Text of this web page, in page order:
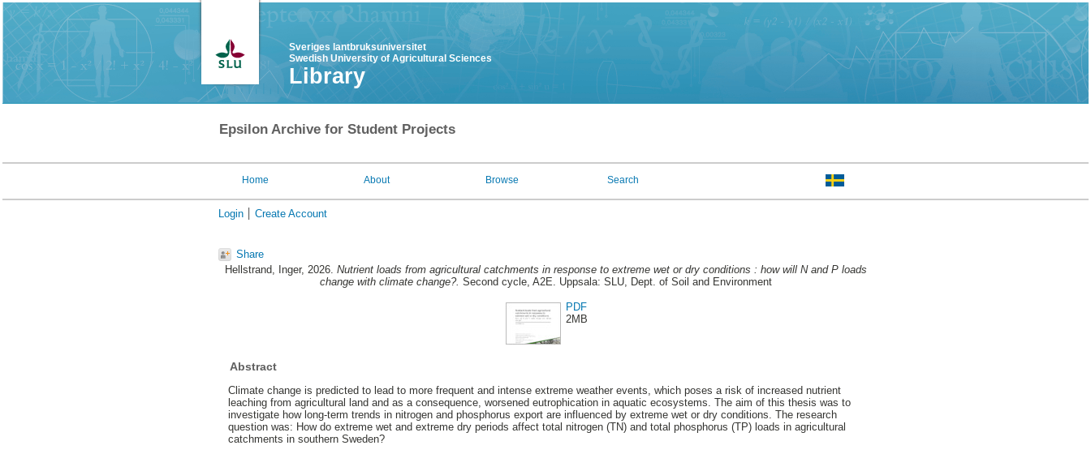
Sveriges lantbruksuniversitet
Swedish University of Agricultural Sciences
Library
Epsilon Archive for Student Projects
Home About Browse Search
Login Create Account
Share
Hellstrand, Inger, 2026. Nutrient loads from agricultural catchments in response to extreme wet or dry conditions : how will N and P loads
change with climate change?. Second cycle, A2E. Uppsala: SLU, Dept. of Soil and Environment
PDF
2MB
Abstract
Climate change is predicted to lead to more frequent and intense extreme weather events, which poses a risk of increased nutrient
leaching from agricultural land and as a consequence, worsened eutrophication in aquatic ecosystems. The aim of this thesis was to
investigate how long-term trends in nitrogen and phosphorus export are influenced by extreme wet or dry conditions. The research
question was: How do extreme wet and extreme dry periods affect total nitrogen (TN) and total phosphorus (TP) loads in agricultural
catchments in southern Sweden?